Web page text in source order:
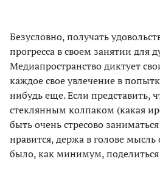
Безусловно, получать
прогресса в своем занятии для
Медиапространство диктует
каждое свое увлечение в
нибудь еще. Если представить,
стеклянным колпаком (какая
быть очень стресово
нравится, держа в голове
было, как минимум, поделиться